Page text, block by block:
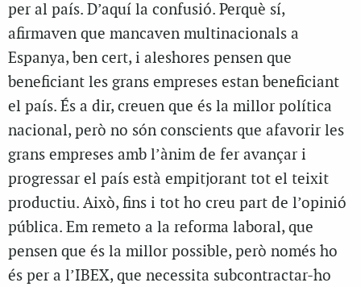
per al país. D’aquí la confusió. Perquè sí,
afirmaven que mancaven multinacionals a
Espanya, ben cert, i aleshores pensen que
beneficiant les grans empreses estan beneficiant
el país. És a dir, creuen que és la millor política
nacional, però no són conscients que afavorir les
grans empreses amb l’ànim de fer avançar i
progressar el país està empitjorant tot el teixit
productiu. Això, fins i tot ho creu part de l’opinió
pública. Em remeto a la reforma laboral, que
pensen que és la millor possible, però només ho
és per a l’IBEX, que necessita subcontractar-ho